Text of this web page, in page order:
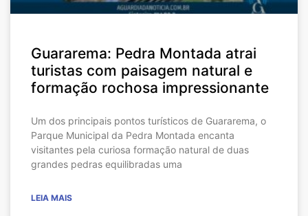
Guararema: Pedra Montada atrai
turistas com paisagem natural e
formação rochosa impressionante
Um dos principais pontos turísticos de Guararema, o
Parque Municipal da Pedra Montada encanta
visitantes pela curiosa formação natural de duas
grandes pedras equilibradas uma
LEIA MAIS